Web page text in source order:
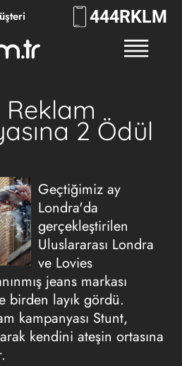
444RKLM
2 Ödül
Geçtiğimiz ay
Londra'da
gerçekleştirilen
Uluslararası Londra
ve Lovies
jeans markası
layık gördü.
kampanyası Stunt,
kendini ateşin ortasına